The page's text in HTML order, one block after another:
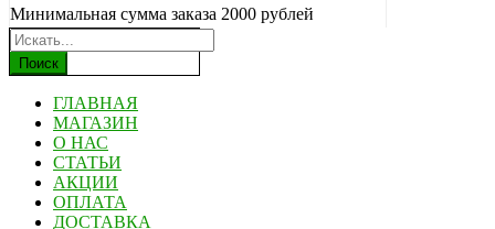
Минимальная сумма заказа 2000 рублей
Поиск
ГЛАВНАЯ
МАГАЗИН
О НАС
СТАТЬИ
АКЦИИ
ОПЛАТА
ДОСТАВКА